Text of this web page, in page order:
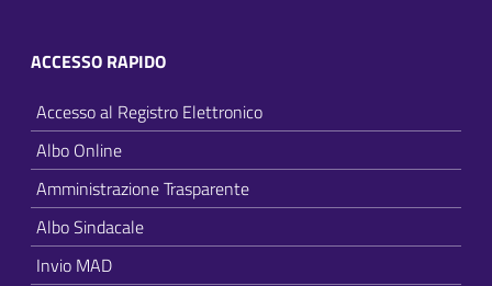
ACCESSO RAPIDO
Accesso al Registro Elettronico
Albo Online
Amministrazione Trasparente
Albo Sindacale
Invio MAD